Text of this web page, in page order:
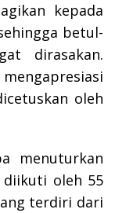
kepada
betul-
dirasakan.
oleh
menuturkan
diikuti oleh 55
terdiri dari